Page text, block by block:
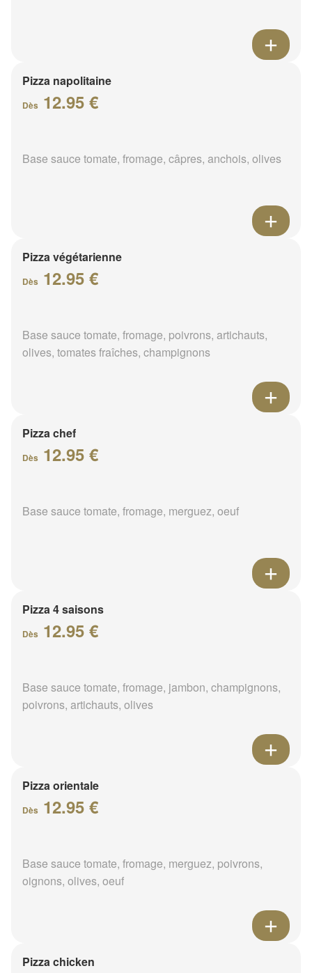
Pizza napolitaine
Dès 12.95 €
Base sauce tomate, fromage, câpres, anchois, olives
Pizza végétarienne
Dès 12.95 €
Base sauce tomate, fromage, poivrons, artichauts,
olives, tomates fraîches, champignons
Pizza chef
Dès 12.95 €
Base sauce tomate, fromage, merguez, oeuf
Pizza 4 saisons
Dès 12.95 €
Base sauce tomate, fromage, jambon, champignons,
poivrons, artichauts, olives
Pizza orientale
Dès 12.95 €
Base sauce tomate, fromage, merguez, poivrons,
oignons, olives, oeuf
Pizza chicken